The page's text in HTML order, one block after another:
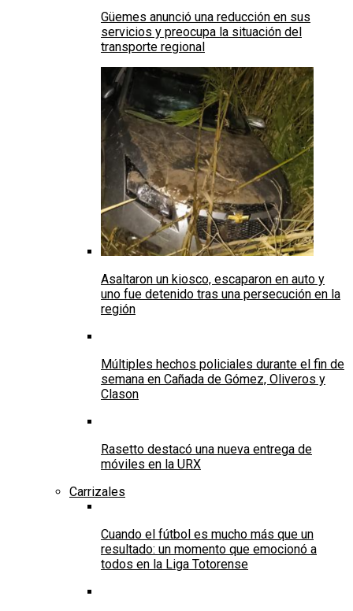
Güemes anunció una reducción en sus
servicios y preocupa la situación del
transporte regional
Asaltaron un kiosco, escaparon en auto y
uno fue detenido tras una persecución en la
región
Múltiples hechos policiales durante el fin de
semana en Cañada de Gómez, Oliveros y
Clason
Rasetto destacó una nueva entrega de
móviles en la URX
Carrizales
Cuando el fútbol es mucho más que un
resultado: un momento que emocionó a
todos en la Liga Totorense